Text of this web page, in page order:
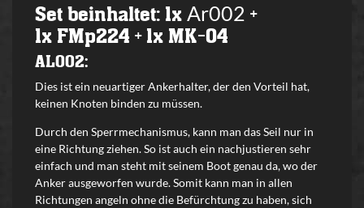
Set beinhaltet: 1x Ar002 +
1x FMp224 + 1x MK-04
AL002:
Dies ist ein neuartiger Ankerhalter, der den Vorteil hat,
keinen Knoten binden zu müssen.
Durch den Sperrmechanismus, kann man das Seil nur in
eine Richtung ziehen. So ist auch ein nachjustieren sehr
einfach und man steht mit seinem Boot genau da, wo der
Anker ausgeworfen wurde. Somit kann man in allen
Richtungen angeln ohne die Befürchtung zu haben, sich